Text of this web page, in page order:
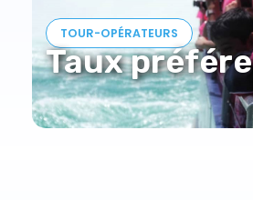
TOUR-OPÉRATEURS
Taux